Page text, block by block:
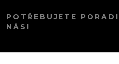
POTŘEBUJETE
NÁS!